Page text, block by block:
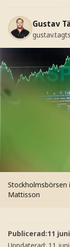
Gustav
Stockholmsbörsen
Mattisson
Publicerad:11